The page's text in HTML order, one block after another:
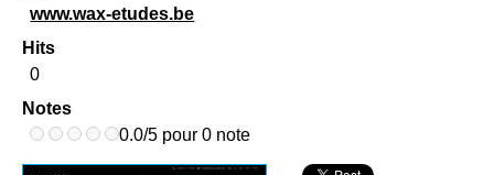
www.wax-etudes.be
Hits
0
Notes
0.0/5 pour 0 note